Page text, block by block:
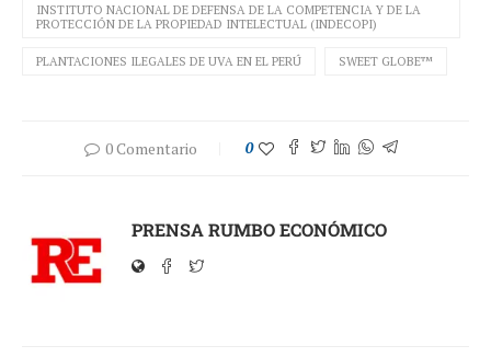
INSTITUTO NACIONAL DE DEFENSA DE LA COMPETENCIA Y DE LA
PROTECCIÓN DE LA PROPIEDAD INTELECTUAL (INDECOPI)
PLANTACIONES ILEGALES DE UVA EN EL PERÚ SWEET GLOBE™
0 Comentario 0
PRENSA RUMBO ECONÓMICO